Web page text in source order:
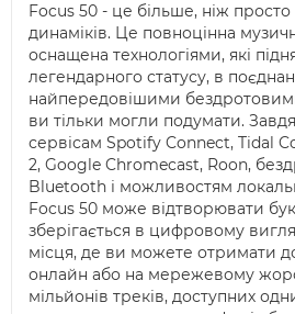
Focus 50 - це більше, ніж
динаміків. Це повноцінна
оснащена технологіями, які
легендарного статусу, в
найпередовішими
ви тільки могли подумати.
сервісам Spotify Connect, Tidal
2, Google Chromecast, Roon,
Bluetooth і можливостям
Focus 50 може відтворювати
зберігається в цифровому
місця, де ви можете отримати
онлайн або на мережевому
мільйонів треків, доступних